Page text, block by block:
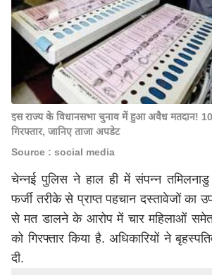
इस राज्य के विधानसभा चुनाव में हुआ अवैध मतदान! 10
गिरफ्तार, जानिए ताजा अपडेट
Source : social media
चेन्नई पुलिस ने हाल ही में संपन्न तमिलनाडु
फर्जी तरीके से प्राप्त पहचान दस्तावेजों
से मत डालने के आरोप में चार महिलाओं समेत
को गिरफ्तार किया है. अधिकारियों ने
दी.